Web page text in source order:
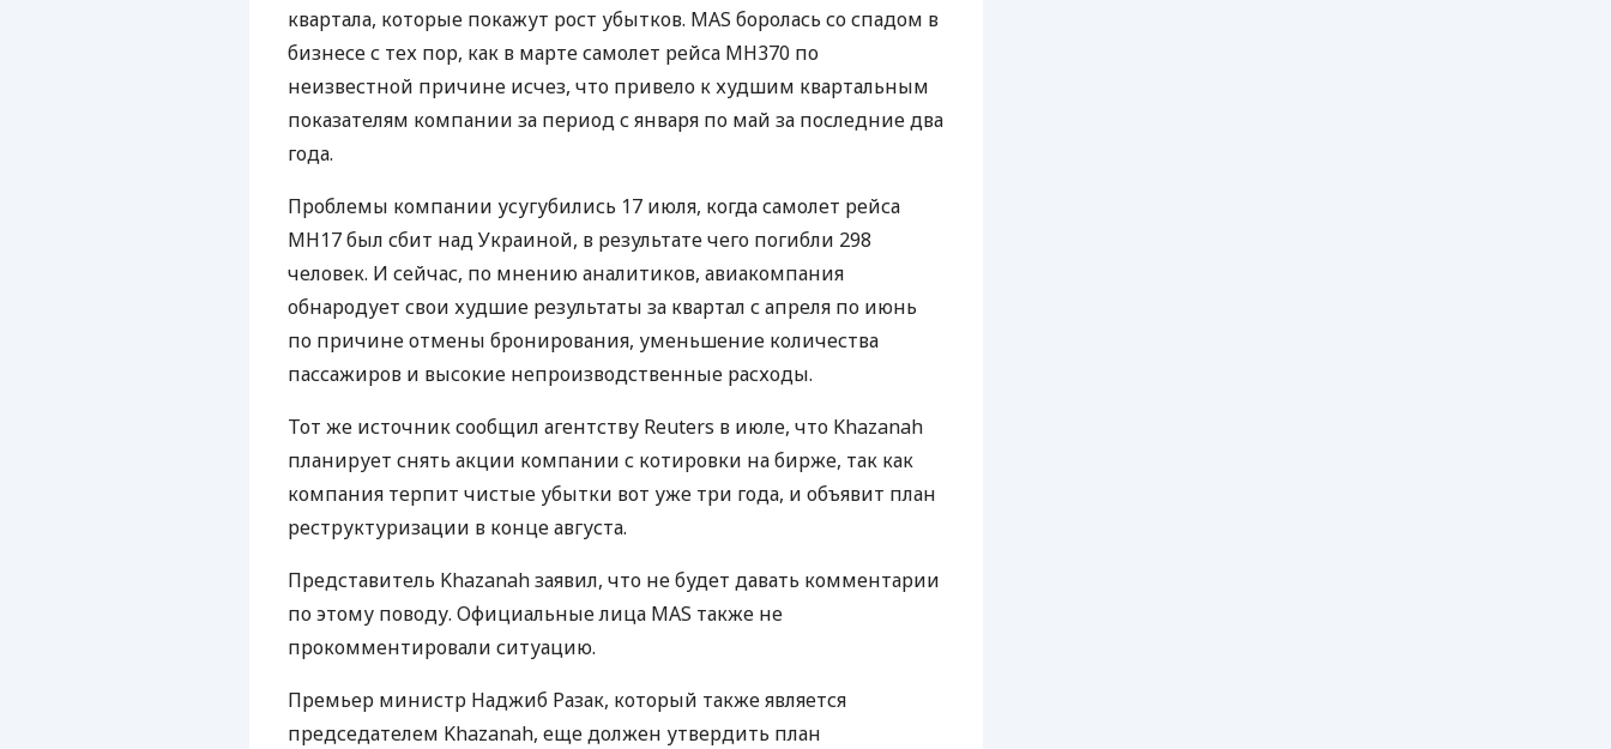
квартала, которые покажут рост убытков. MAS боролась со спадом в
бизнесе с тех пор, как в марте самолет рейса MH370 по
неизвестной причине исчез, что привело к худшим квартальным
показателям компании за период с января по май за последние два
года.
Проблемы компании усугубились 17 июля, когда самолет рейса
MH17 был сбит над Украиной, в результате чего погибли 298
человек. И сейчас, по мнению аналитиков, авиакомпания
обнародует свои худшие результаты за квартал с апреля по июнь
по причине отмены бронирования, уменьшение количества
пассажиров и высокие непроизводственные расходы.
Тот же источник сообщил агентству Reuters в июле, что Khazanah
планирует снять акции компании с котировки на бирже, так как
компания терпит чистые убытки вот уже три года, и объявит план
реструктуризации в конце августа.
Представитель Khazanah заявил, что не будет давать комментарии
по этому поводу. Официальные лица MAS также не
прокомментировали ситуацию.
Премьер министр Наджиб Разак, который также является
председателем Khazanah, еще должен утвердить план